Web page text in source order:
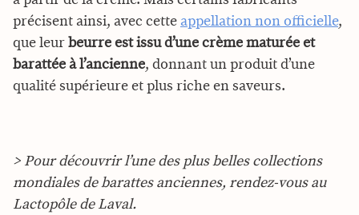
précisent ainsi, avec cette appellation non officielle,
que leur beurre est issu d’une crème maturée et
barattée à l’ancienne, donnant un produit d’une
qualité supérieure et plus riche en saveurs.
> Pour découvrir l’une des plus belles collections
mondiales de barattes anciennes, rendez-vous au
Lactopôle de Laval.